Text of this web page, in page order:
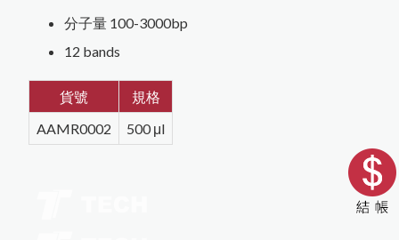
分子量 100-3000bp
12 bands
貨號
規格
AAMR0002
500 μl